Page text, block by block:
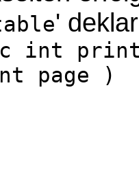
'
int print(
page )